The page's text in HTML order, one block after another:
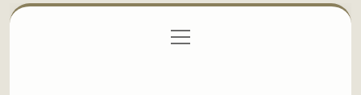
Gizlilik Politikası
menüyü
aç